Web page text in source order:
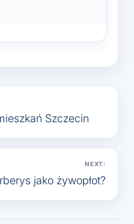
Szczecin
NEXT:
jako żywopłot?